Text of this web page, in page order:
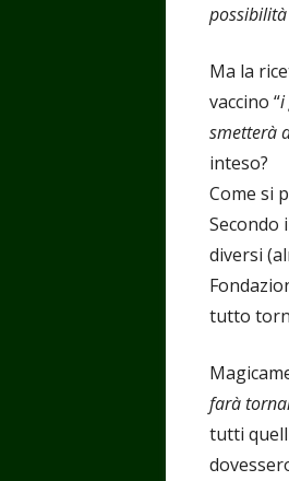
Ma la
vaccino “i
smetterà
inteso?
Come si
Secondo
diversi
tutto
farà
tutti